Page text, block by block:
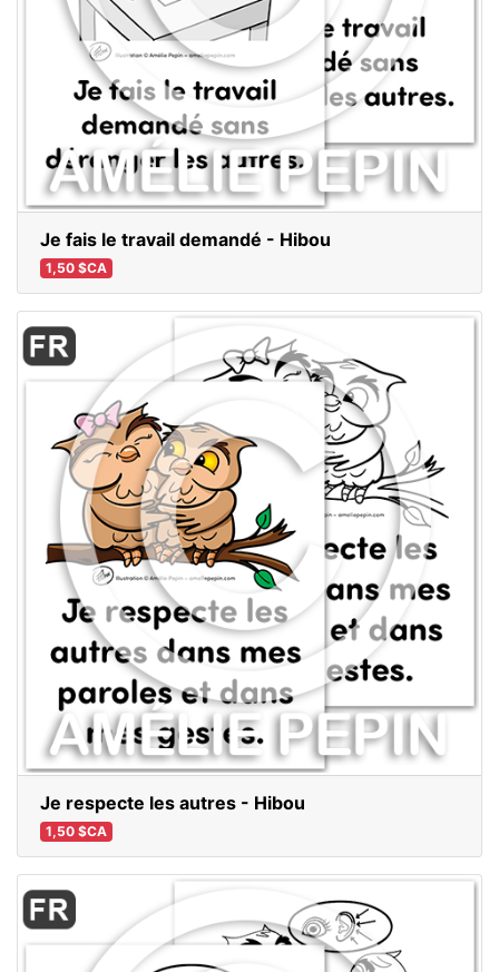
Je fais le travail demandé - Hibou
1,50 $CA
Je respecte les autres - Hibou
1,50 $CA